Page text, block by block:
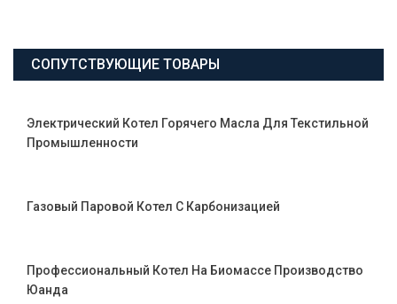
СОПУТСТВУЮЩИЕ ТОВАРЫ
Электрический Котел Горячего Масла Для Текстильной
Промышленности
Газовый Паровой Котел С Карбонизацией
Профессиональный Котел На Биомассе Производство
Юанда